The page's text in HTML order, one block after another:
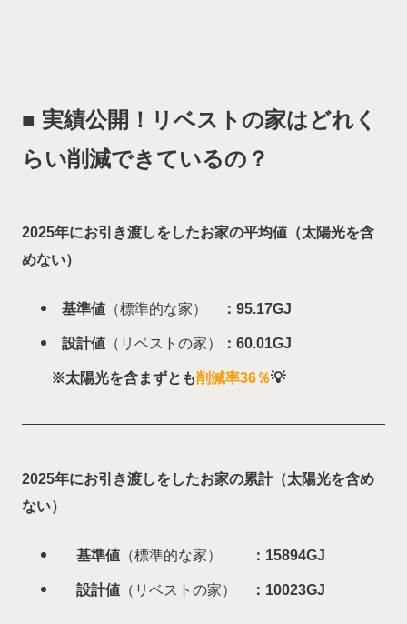
■ 実績公開！ リベストの家はどれく
らい削減できているの？
2025年にお引き渡しをしたお家の平均値（太陽光を含
めない）
基準値 （標準的な家） ：95.17GJ
設計値 （リベストの家） ：60.01GJ
※太陽光を含まずとも削減率36％💡
2025年にお引き渡しをしたお家の累計（太陽光を含め
ない）
基準値 （標準的な家） ：15894GJ
設計値 （リベストの家） ：10023GJ